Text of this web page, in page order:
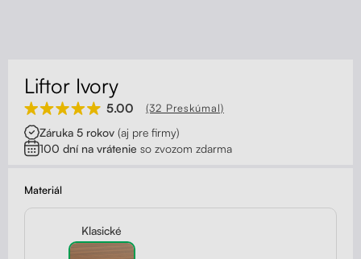
Stojany na monitor - Riser
Skrinky so zásuvkami a zásuvky
Akustické paravány
Opierky
Liftor Ivory
5.00 (32 Preskúmal)
Záruka 5 rokov (aj pre firmy)
100 dní na vrátenie so zvozom zdarma
Materiál
Klasické